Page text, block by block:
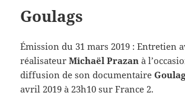
Goulags
Émission du 31 mars 2019 : Entretien
réalisateurMichaël Prazan à
diffusion de son documentaire
avril 2019 à 23h10 sur France 2.